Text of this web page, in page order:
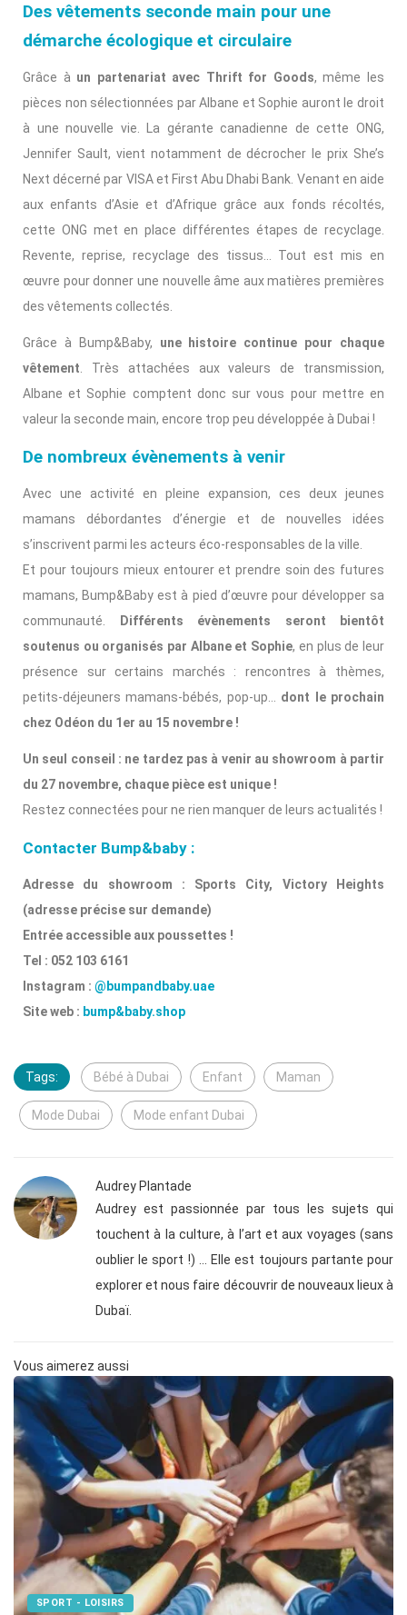
Des vêtements seconde main pour une
démarche écologique et circulaire
Grâce à un partenariat avec Thrift for Goods, même les
pièces non sélectionnées par Albane et Sophie auront le droit
à une nouvelle vie. La gérante canadienne de cette ONG,
Jennifer Sault, vient notamment de décrocher le prix She’s
Next décerné par VISA et First Abu Dhabi Bank. Venant en aide
aux enfants d’Asie et d’Afrique grâce aux fonds récoltés,
cette ONG met en place différentes étapes de recyclage.
Revente, reprise, recyclage des tissus… Tout est mis en
œuvre pour donner une nouvelle âme aux matières premières
des vêtements collectés.
Grâce à Bump&Baby, une histoire continue pour chaque
vêtement . Très attachées aux valeurs de transmission,
Albane et Sophie comptent donc sur vous pour mettre en
valeur la seconde main, encore trop peu développée à Dubai !
De nombreux évènements à venir
Avec une activité en pleine expansion, ces deux jeunes
mamans débordantes d’énergie et de nouvelles idées
s’inscrivent parmi les acteurs éco-responsables de la ville.
Et pour toujours mieux entourer et prendre soin des futures
mamans, Bump&Baby est à pied d’œuvre pour développer sa
communauté.
Différents évènements seront bientôt
soutenus ou organisés par Albane et Sophie, en plus de leur
présence sur certains marchés : rencontres à thèmes,
petits-déjeuners mamans-bébés, pop-up… dont le prochain
chez Odéon du 1er au 15 novembre !
Un seul conseil : ne tardez pas à venir au showroom à partir
du 27 novembre, chaque pièce est unique !
Restez connectées pour ne rien manquer de leurs actualités !
Contacter Bump&baby :
Adresse du showroom : Sports City, Victory Heights
(adresse précise sur demande)
Entrée accessible aux poussettes !
Tel : 052 103 6161
Instagram : @bumpandbaby.uae
Site web : bump&baby.shop
Tags: Bébé à Dubai Enfant Maman
Mode Dubai Mode enfant Dubai
Audrey Plantade
Audrey est passionnée par tous les sujets qui
touchent à la culture, à l’art et aux voyages (sans
oublier le sport !) … Elle est toujours partante pour
explorer et nous faire découvrir de nouveaux lieux à
Dubaï.
Vous aimerez aussi
SPORT - LOISIRS